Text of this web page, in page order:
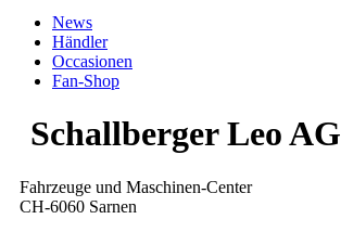
News
Händler
Occasionen
Fan-Shop
Schallberger Leo AG
Fahrzeuge und Maschinen-Center
CH-6060 Sarnen